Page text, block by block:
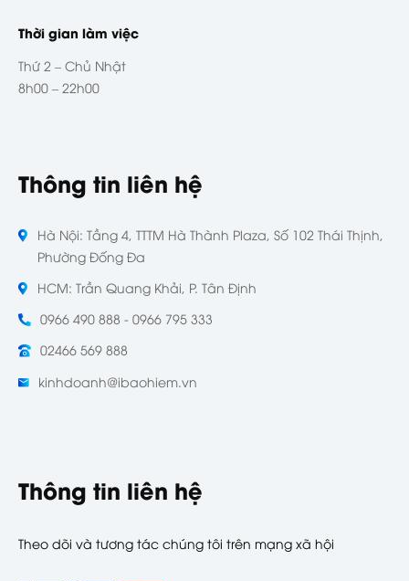
Thời gian làm việc
Thứ 2 – Chủ Nhật
8h00 – 22h00
Thông tin liên hệ
Hà Nội: Tầng 4, TTTM Hà Thành Plaza, Số 102 Thái Thịnh,
Phường Đống Đa
HCM: Trần Quang Khải, P. Tân Định
0966 490 888 - 0966 795 333
02466 569 888
kinhdoanh@ibaohiem.vn
Thông tin liên hệ
Theo dõi và tương tác chúng tôi trên mạng xã hội